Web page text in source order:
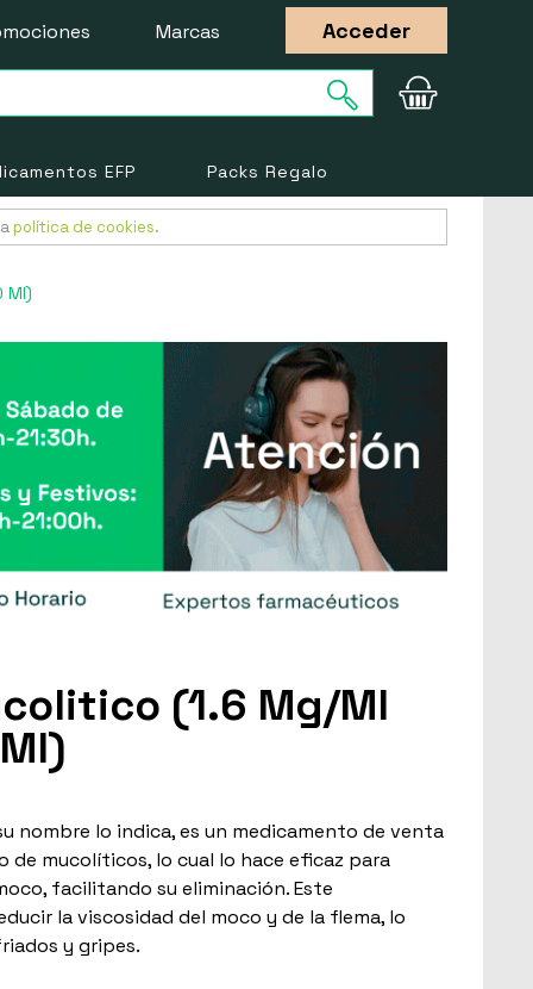
Marcas Acceder
EFP Packs Regalo
política de cookies.
Ml)
(1.6 Mg/Ml
nombre lo indica, es un medicamento de venta
de mucolíticos, lo cual lo hace eficaz para
facilitando su eliminación. Este
la viscosidad del moco y de la flema, lo
y gripes.